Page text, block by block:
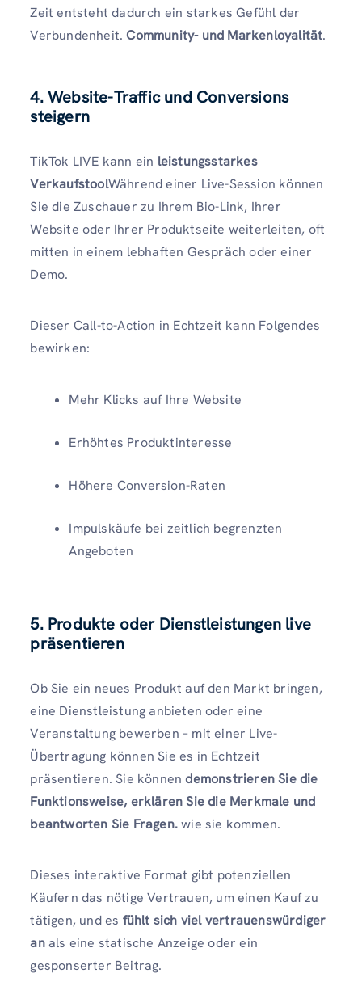
Zeit entsteht dadurch ein starkes Gefühl der
Verbundenheit.Community- und Markenloyalität.
4. Website-Traffic und Conversions
steigern
TikTok LIVE kann ein leistungsstarkes
VerkaufstoolWährend einer Live-Session können
Sie die Zuschauer zu Ihrem Bio-Link, Ihrer
Website oder Ihrer Produktseite weiterleiten, oft
mitten in einem lebhaften Gespräch oder einer
Demo.
Dieser Call-to-Action in Echtzeit kann Folgendes
bewirken:
Mehr Klicks auf Ihre Website
Erhöhtes Produktinteresse
Höhere Conversion-Raten
Impulskäufe bei zeitlich begrenzten
Angeboten
5. Produkte oder Dienstleistungen live
präsentieren
Ob Sie ein neues Produkt auf den Markt bringen,
eine Dienstleistung anbieten oder eine
Veranstaltung bewerben – mit einer Live-
Übertragung können Sie es in Echtzeit
präsentieren. Sie könnendemonstrieren Sie die
Funktionsweise, erklären Sie die Merkmale und
beantworten Sie Fragen.wie sie kommen.
Dieses interaktive Format gibt potenziellen
Käufern das nötige Vertrauen, um einen Kauf zu
tätigen, und es fühlt sich viel vertrauenswürdiger
anals eine statische Anzeige oder ein
gesponserter Beitrag.